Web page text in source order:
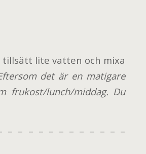
tillsätt lite vatten och mixa
det är en matigare
frukost/lunch/middag. Du
– – – – – – – – – – – –